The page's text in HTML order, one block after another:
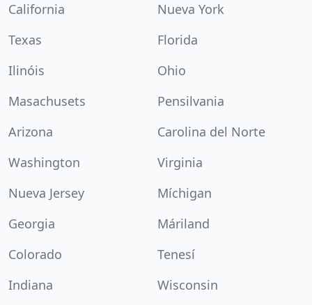
California
Nueva York
Texas
Florida
Ilinóis
Ohio
Masachusets
Pensilvania
Arizona
Carolina del Norte
Washington
Virginia
Nueva Jersey
Míchigan
Georgia
Máriland
Colorado
Tenesí
Indiana
Wisconsin